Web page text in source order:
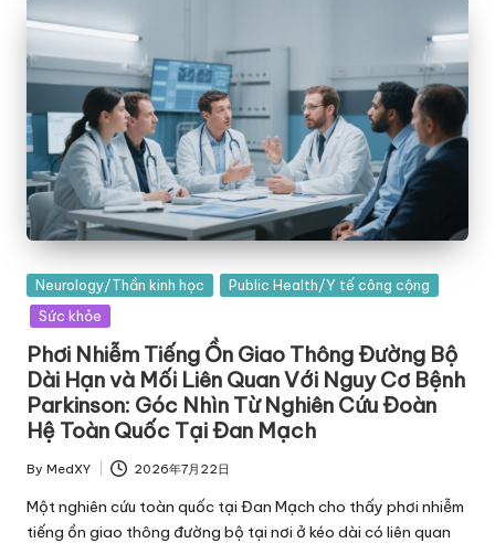
Posted
in
Neurology/Thần kinh học
Public Health/Y tế công cộng
Sức khỏe
Phơi Nhiễm Tiếng Ồn Giao Thông Đường Bộ
Dài Hạn và Mối Liên Quan Với Nguy Cơ Bệnh
Parkinson: Góc Nhìn Từ Nghiên Cứu Đoàn
Hệ Toàn Quốc Tại Đan Mạch
Posted
by
By MedXY 2026年7月22日
Một nghiên cứu toàn quốc tại Đan Mạch cho thấy phơi nhiễm
tiếng ồn giao thông đường bộ tại nơi ở kéo dài có liên quan